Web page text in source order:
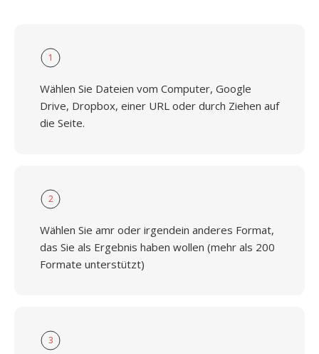
1
Wählen Sie Dateien vom Computer, Google
Drive, Dropbox, einer URL oder durch Ziehen auf
die Seite.
2
Wählen Sie amr oder irgendein anderes Format,
das Sie als Ergebnis haben wollen (mehr als 200
Formate unterstützt)
3